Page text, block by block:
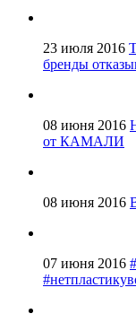
23 июля 2016
бренды
08 июня 2016
от КАМАЛИ
08 июня 2016
07 июня 2016